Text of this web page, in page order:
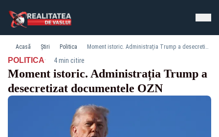
Acasă Știri Politica Moment istoric. Administrația Trump a desecretizat documentele OZN
POLITICA· 4 min citire
Moment istoric. Administrația Trump a
desecretizat documentele OZN